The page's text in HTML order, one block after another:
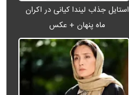
استایل جذاب لیندا کیانی در اکران
ماه پنهان + عکس